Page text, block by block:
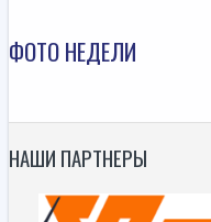
ФОТО НЕДЕЛИ
НАШИ ПАРТНЕРЫ